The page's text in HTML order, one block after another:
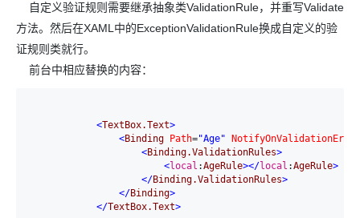
自定义验证规则需要继承抽象类ValidationRule，并重写Validate
方法。然后在XAML中的ExceptionValidationRule换成自定义的验
证规则类就行。
前台中相应替换的内容：
<TextBox.Text>
<Binding Path="Age"
NotifyOnValidationError
<Binding.ValidationRules>
<local :AgeRule></local :AgeRule>
</Binding.ValidationRules>
</Binding>
</TextBox.Text>